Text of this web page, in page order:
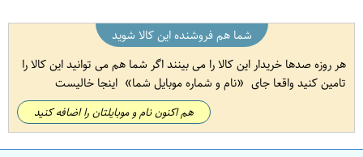
شما هم فروشنده این کالا شوید
هر روزه صدها خریدار این کالا را می بینند اگر شما هم می توانید این کالا را
تامین کنید واقعا جای
نام و شماره موبایل شما اینجا خالیست
هم اکنون نام و موبایلتان را اضافه کنید